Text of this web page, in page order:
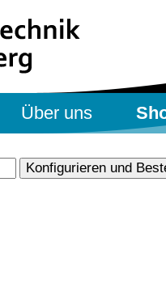
Über uns